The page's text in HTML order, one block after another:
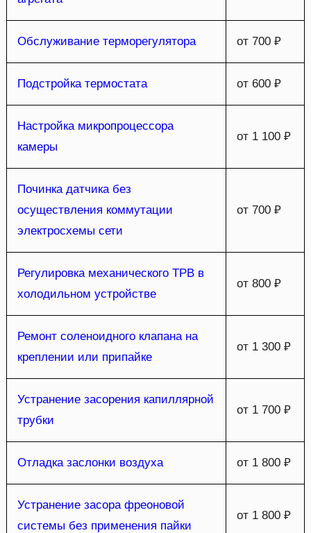
Обслуживание терморегулятора от 700 ₽
Подстройка термостата от 600 ₽
Настройка микропроцессора
камеры
от 1 100 ₽
Починка датчика без
осуществления коммутации
электросхемы сети
от 700 ₽
Регулировка механического ТРВ в
холодильном устройстве
от 800 ₽
Ремонт соленоидного клапана на
креплении или припайке
от 1 300 ₽
Устранение засорения капиллярной
трубки
от 1 700 ₽
Отладка заслонки воздуха от 1 800 ₽
Устранение засора фреоновой
системы без применения пайки
от 1 800 ₽